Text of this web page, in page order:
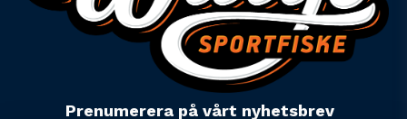
Prenumerera på vårt nyhetsbrev